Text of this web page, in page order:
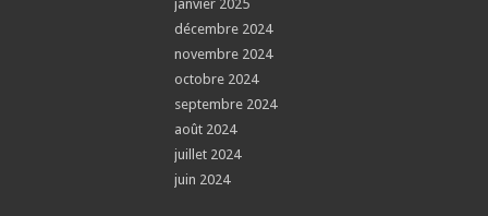
janvier 2025
décembre 2024
novembre 2024
octobre 2024
septembre 2024
août 2024
juillet 2024
juin 2024